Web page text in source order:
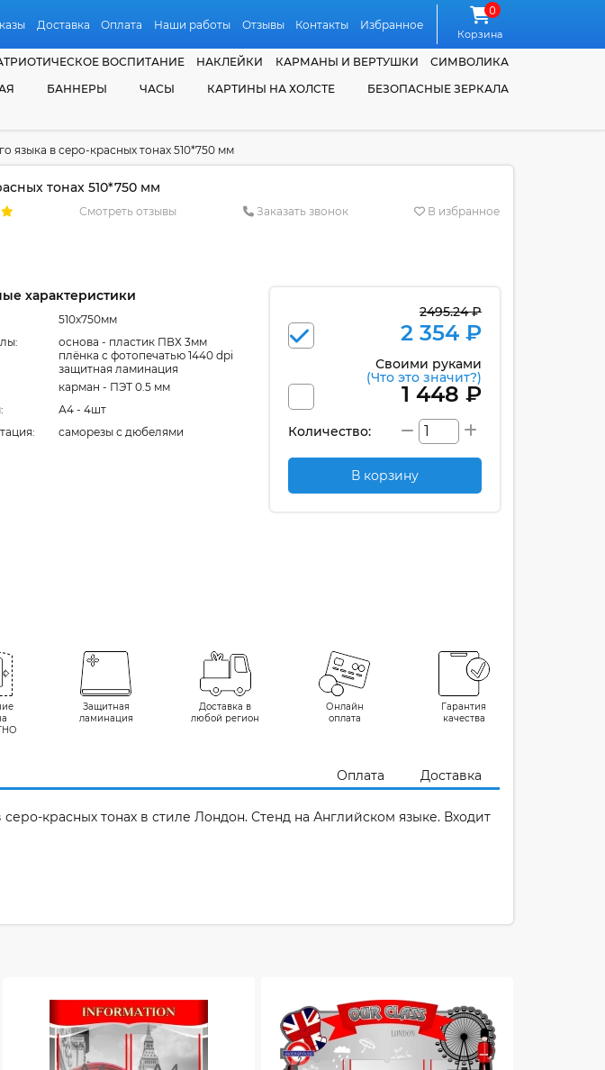
Доставка Оплата Наши работы Отзывы Контакты Избранное
0
Корзина
ВОСПИТАНИЕ НАКЛЕЙКИ КАРМАНЫ И ВЕРТУШКИ
СИМВОЛИКА
БАННЕРЫ ЧАСЫ КАРТИНЫ НА ХОЛСТЕ
БЕЗОПАСНЫЕ ЗЕРКАЛА
языка в серо-красных тонах 510*750 мм
тонах 510*750 мм
Смотреть отзывы Заказать звонок В избранное
характеристики
510x750мм
основа - пластик ПВХ 3мм
плёнка с фотопечатью 1440 dpi
защитная ламинация
карман - ПЭТ 0.5 мм
А4 - 4шт
cаморезы с дюбелями
2495.24 ₽
2 354 ₽
Своими руками
(Что это значит?)
1 448 ₽
Количество:
В корзину
Защитная
ламинация
Доставка в
любой регион
Онлайн
оплата
Гарантия
качества
Оплата Доставка
красных тонах в стиле Лондон. Стенд на Английском языке. Входит